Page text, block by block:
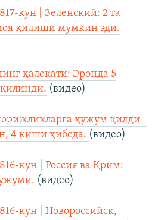
кун | Зеленский: 2 та
қилиши мумкин эди.
ҳалокати: Эронда 5
(видео)
ҳужум қилди -
4 киши ҳибсда. (видео)
кун | Россия ва Қрим:
(видео)
кун | Новороссийск,